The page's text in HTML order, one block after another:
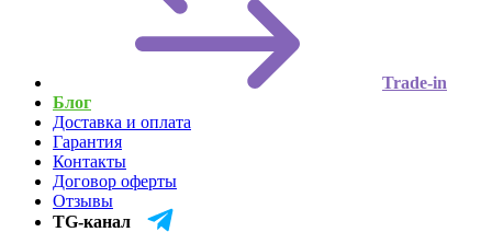
Trade-in
Блог
Доставка и оплата
Гарантия
Контакты
Договор оферты
Отзывы
TG-канал